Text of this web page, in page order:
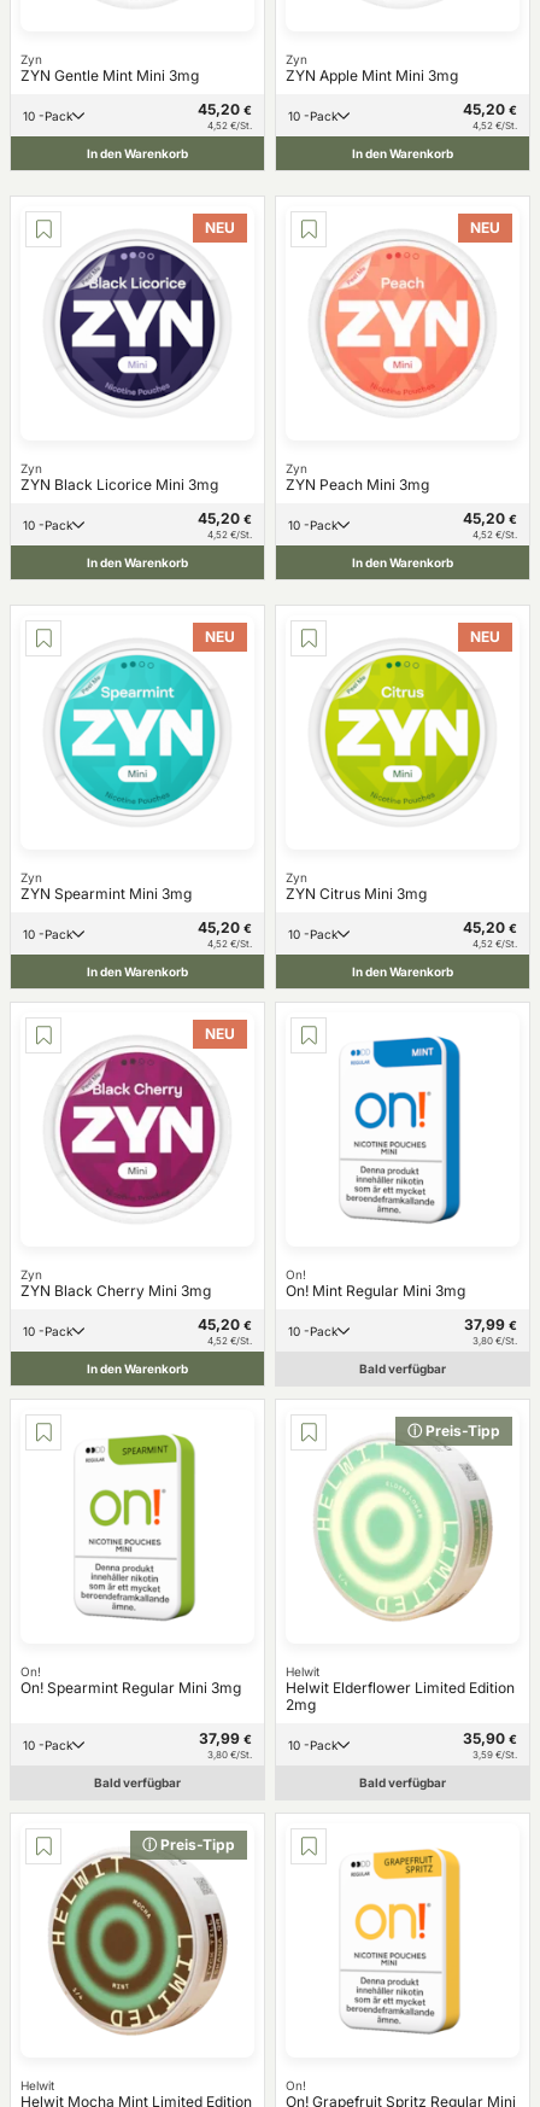
Zyn
ZYN Gentle Mint Mini 3mg
10 -Pack 45,20 €
4,52 €/St.
In den Warenkorb
Zyn
ZYN Apple Mint Mini 3mg
10 -Pack 45,20 €
4,52 €/St.
In den Warenkorb
NEU
Zyn
ZYN Black Licorice Mini 3mg
10 -Pack 45,20 €
4,52 €/St.
In den Warenkorb
NEU
Zyn
ZYN Peach Mini 3mg
10 -Pack 45,20 €
4,52 €/St.
In den Warenkorb
NEU
Zyn
ZYN Spearmint Mini 3mg
10 -Pack 45,20 €
4,52 €/St.
In den Warenkorb
NEU
Zyn
ZYN Citrus Mini 3mg
10 -Pack 45,20 €
4,52 €/St.
In den Warenkorb
NEU
Zyn
ZYN Black Cherry Mini 3mg
10 -Pack 45,20 €
4,52 €/St.
In den Warenkorb
On!
On! Mint Regular Mini 3mg
10 -Pack 37,99 €
3,80 €/St.
Bald verfügbar
On!
On! Spearmint Regular Mini 3mg
10 -Pack 37,99 €
3,80 €/St.
Bald verfügbar
ⓘ Preis-Tipp
Helwit
Helwit Elderflower Limited Edition
2mg
10 -Pack 35,90 €
3,59 €/St.
Bald verfügbar
ⓘ Preis-Tipp
Helwit
Helwit Mocha Mint Limited Edition
On!
On! Grapefruit Spritz Regular Mini